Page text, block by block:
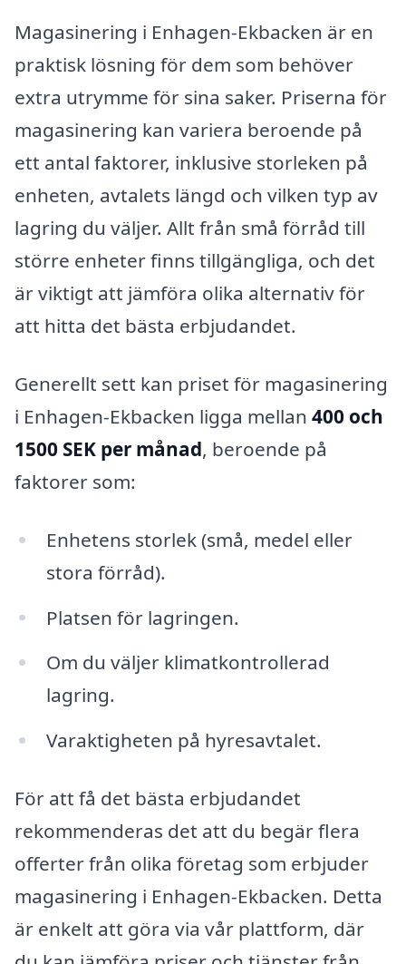
Magasinering i Enhagen-Ekbacken är en
praktisk lösning för dem som behöver
extra utrymme för sina saker. Priserna för
magasinering kan variera beroende på
ett antal faktorer, inklusive storleken på
enheten, avtalets längd och vilken typ av
lagring du väljer. Allt från små förråd till
större enheter finns tillgängliga, och det
är viktigt att jämföra olika alternativ för
att hitta det bästa erbjudandet.
Generellt sett kan priset för magasinering
i Enhagen-Ekbacken ligga mellan 400 och
1500 SEK per månad, beroende på
faktorer som:
Enhetens storlek (små, medel eller
stora förråd).
Platsen för lagringen.
Om du väljer klimatkontrollerad
lagring.
Varaktigheten på hyresavtalet.
För att få det bästa erbjudandet
rekommenderas det att du begär flera
offerter från olika företag som erbjuder
magasinering i Enhagen-Ekbacken. Detta
är enkelt att göra via vår plattform, där